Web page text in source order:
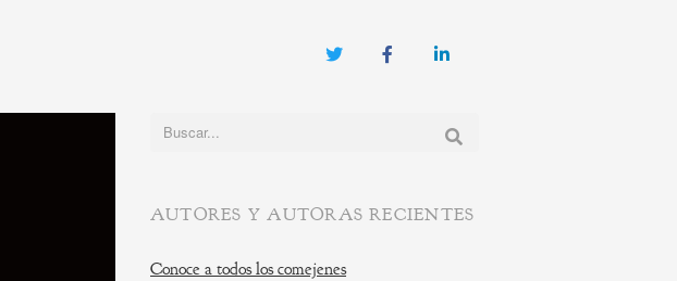
TwitterFacebookLinkedIn
Buscar:
AUTORES Y AUTORAS RECIENTES
Conoce a todos los comejenes